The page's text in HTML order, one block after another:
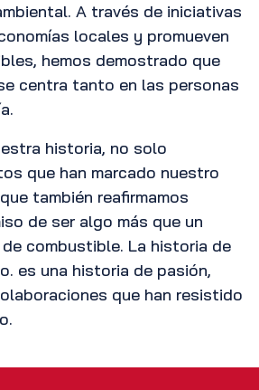
A través de iniciativas
locales y promueven
hemos demostrado que
centra tanto en las personas
historia, no solo
que han marcado nuestro
también reafirmamos
de ser algo más que un
combustible. La historia de
es una historia de pasión,
que han resistido